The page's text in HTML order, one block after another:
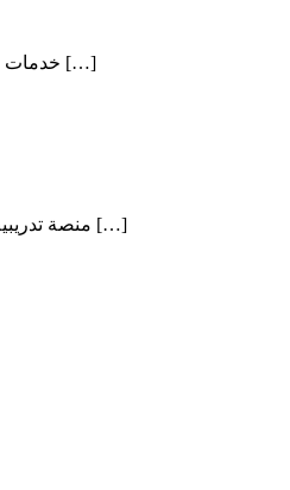
تقدم More Models عبر modelsjo.com خدمات متخصصة في المودلز والتصوير الاحترافي، لتوفير حلول بصرية متكاملة تلائم احتياجات العلامات التجارية، والمتاجر […]
يوفر ACCC Training عبر training.acccnetwork.com منصة تدريبية متخصصة تساعد الأفراد والمؤسسات على تطوير مهاراتهم المهنية وتعزيز كفاءاتهم من خلال برامج […]